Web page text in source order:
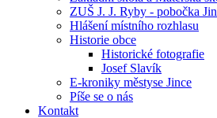
ZUŠ J. J. Ryby - pobočka
Hlášení místního rozhlasu
Historie obce
Historické fotografie
Josef Slavík
E-kroniky městyse Jince
Píše se o nás
Kontakt